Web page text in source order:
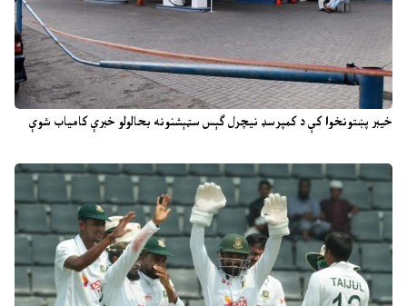
خیبر پښتونخوا کې د کمپرسډ نیچرل ګېس سټېشنونه بحالولو خبرې کامیاب شوې